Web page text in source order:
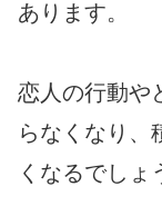
あります。
恋人の行動や
らなくなり、
くなるでしょ